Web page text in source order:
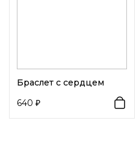
Браслет с сердцем
640